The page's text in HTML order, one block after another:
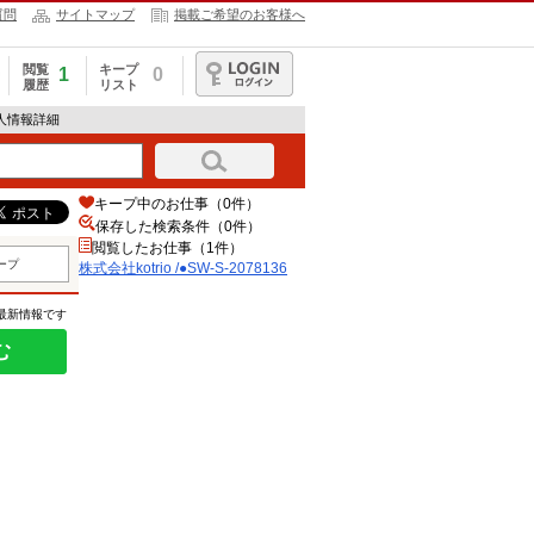
問 サイトマップ 掲載ご希望のお客様へ
閲覧
履歴
1
キープ
リスト
0
ログイン
情報詳細
プ
新情報です
キープ中のお仕事（0件）
保存した検索条件（0件）
閲覧したお仕事（1件）
株式会社kotrio /●SW-S-2078136